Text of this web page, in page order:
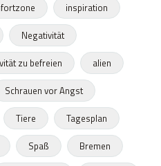
inspiration
Negativität
zu befreien
alien
Schrauen vor Angst
Tiere
Tagesplan
Spaß
Bremen